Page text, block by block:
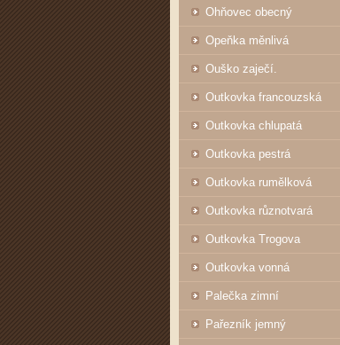
Ohňovec obecný
Opeňka měnlivá
Ouško zaječí.
Outkovka francouzská
Outkovka chlupatá
Outkovka pestrá
Outkovka rumělková
Outkovka různotvará
Outkovka Trogova
Outkovka vonná
Palečka zimní
Pařezník jemný